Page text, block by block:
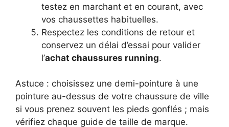
testez en marchant et en courant, avec
vos chaussettes habituelles.
Respectez les conditions de retour et
conservez un délai d’essai pour valider
l’achat chaussures running.
Astuce : choisissez une demi-pointure à une
pointure au-dessus de votre chaussure de ville
si vous prenez souvent les pieds gonflés ; mais
vérifiez chaque guide de taille de marque.